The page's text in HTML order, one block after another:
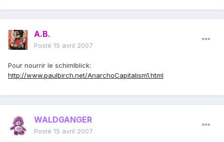
A.B.
Posté 15 avril 2007
Pour nourrir le schimlblick:
http://www.paulbirch.net/AnarchoCapitalism1.html
WALDGANGER
Posté 15 avril 2007